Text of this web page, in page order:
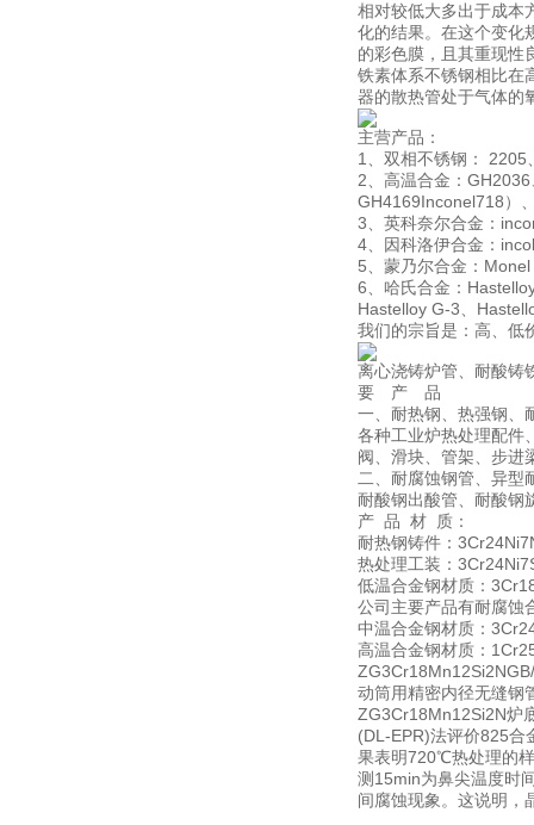
相对较低大多出于成本
化的结果。在这个变化
的彩色膜，且其重现性
铁素体系不锈钢相比在
器的散热管处于气体的
主营产品：
1、双相不锈钢：
2、高温合金：
GH4169Inconel718）
3、英科奈尔合金：
4、因科洛伊合金：
5、蒙乃尔合金：
6、哈氏合金：
Hastelloy G-3、
我们的宗旨是：高、低
离心浇铸炉管、耐酸
要 产 品
一、耐热钢、热强钢、
各种工业炉热处理配件
阀、滑块、管架、步进
二、耐腐蚀钢管、异型
耐酸钢出酸管、耐酸钢
产 品 材 质：
耐热钢铸件：
热处理工装：
低温合金钢材质：
公司主要产品有耐腐蚀
中温合金钢材质：
高温合金钢材质：
动筒用精密内径无缝钢
ZG3Cr18Mn12Si2N炉
(DL-EPR)法评价825合
果表明720℃热处理的
测15min为鼻尖温度时
间腐蚀现象。这说明，